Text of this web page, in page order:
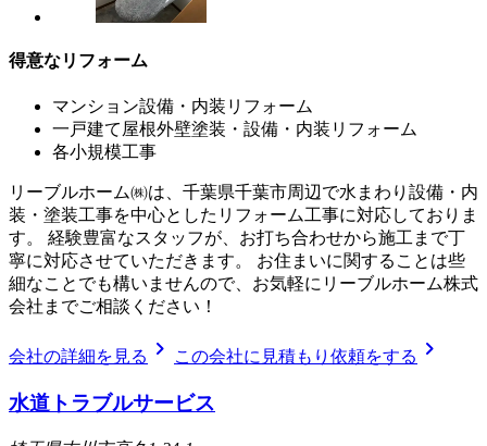
得意なリフォーム
マンション設備・内装リフォーム
一戸建て屋根外壁塗装・設備・内装リフォーム
各小規模工事
リーブルホーム㈱は、千葉県千葉市周辺で水まわり設備・内
装・塗装工事を中心としたリフォーム工事に対応しておりま
す。 経験豊富なスタッフが、お打ち合わせから施工まで丁
寧に対応させていただきます。 お住まいに関することは些
細なことでも構いませんので、お気軽にリーブルホーム株式
会社までご相談ください！
会社の詳細を見る chevron_right この会社に見積もり依頼をする chevron_right
水道トラブルサービス